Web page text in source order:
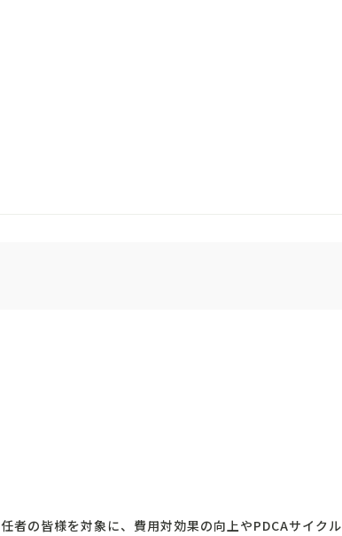
者の皆様を対象に、費用対効果の向上やPDCAサイクル